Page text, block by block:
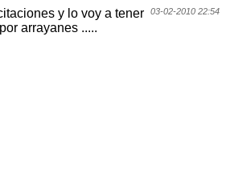
03-02-2010 22:54
y lo voy a tener
arrayanes .....